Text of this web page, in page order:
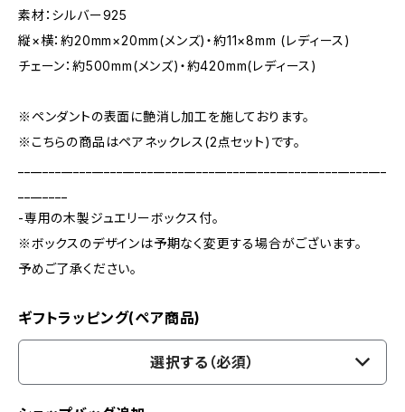
素材：シルバー925
縦×横：約20mm×20mm(メンズ)・約11×8mm (レディース)
チェーン：約500mm(メンズ)・約420mm(レディース)
※ペンダントの表面に艶消し加工を施しております。
※こちらの商品はペアネックレス(2点セット)です。
-専用の木製ジュエリーボックス付。
※ボックスのデザインは予期なく変更する場合がございます。
予めご了承ください。
ギフトラッピング(ペア商品)
選択する（必須）